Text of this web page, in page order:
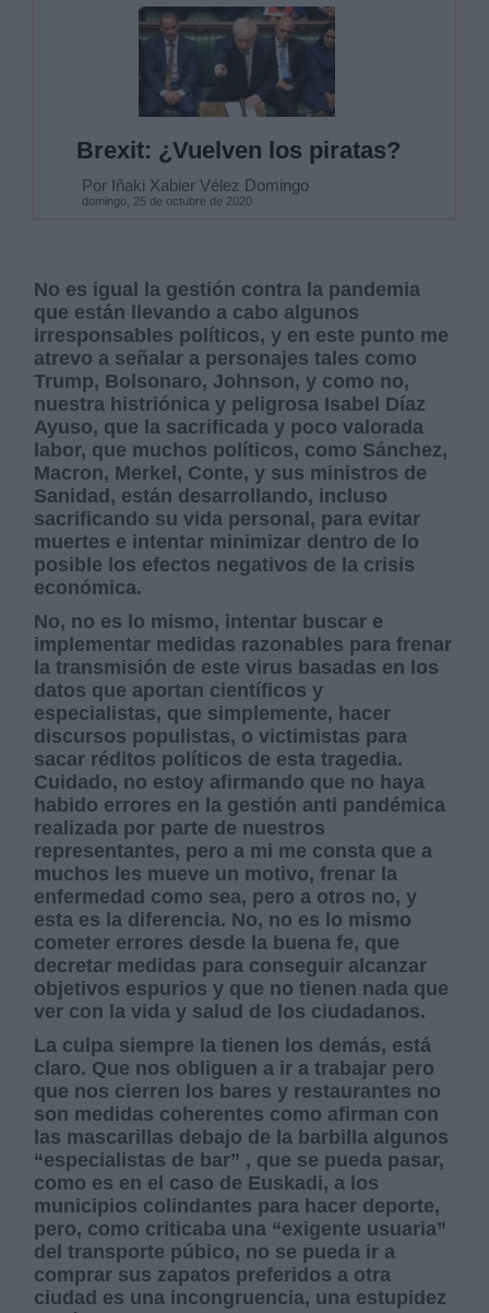
Brexit: ¿Vuelven los piratas?
Por Iñaki Xabier Vélez Domingo
domingo, 25 de octubre de 2020
No es igual la gestión contra la pandemia
que están llevando a cabo algunos
irresponsables políticos, y en este punto me
atrevo a señalar a personajes tales como
Trump, Bolsonaro, Johnson, y como no,
nuestra histriónica y peligrosa Isabel Díaz
Ayuso, que la sacrificada y poco valorada
labor, que muchos políticos, como Sánchez,
Macron, Merkel, Conte, y sus ministros de
Sanidad, están desarrollando, incluso
sacrificando su vida personal, para evitar
muertes e intentar minimizar dentro de lo
posible los efectos negativos de la crisis
económica.
No, no es lo mismo, intentar buscar e
implementar medidas razonables para frenar
la transmisión de este virus basadas en los
datos que aportan científicos y
especialistas, que simplemente, hacer
discursos populistas, o victimistas para
sacar réditos políticos de esta tragedia.
Cuidado, no estoy afirmando que no haya
habido errores en la gestión anti pandémica
realizada por parte de nuestros
representantes, pero a mi me consta que a
muchos les mueve un motivo, frenar la
enfermedad como sea, pero a otros no, y
esta es la diferencia. No, no es lo mismo
cometer errores desde la buena fe, que
decretar medidas para conseguir alcanzar
objetivos espurios y que no tienen nada que
ver con la vida y salud de los ciudadanos.
La culpa siempre la tienen los demás, está
claro. Que nos obliguen a ir a trabajar pero
que nos cierren los bares y restaurantes no
son medidas coherentes como afirman con
las mascarillas debajo de la barbilla algunos
“especialistas de bar” , que se pueda pasar,
como es en el caso de Euskadi, a los
municipios colindantes para hacer deporte,
pero, como criticaba una “exigente usuaria”
del transporte púbico, no se pueda ir a
comprar sus zapatos preferidos a otra
ciudad es una incongruencia, una estupidez